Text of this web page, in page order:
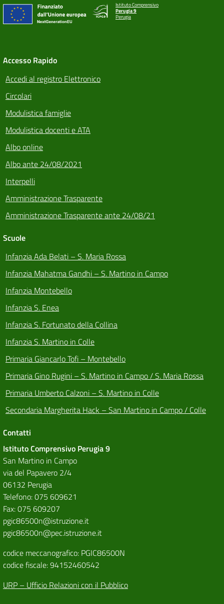
Istituto Comprensivo
Perugia 9
Perugia
Accesso Rapido
Accedi al registro Elettronico
Circolari
Modulistica famiglie
Modulistica docenti e ATA
Albo online
Albo ante 24/08/2021
Interpelli
Amministrazione Trasparente
Amministrazione Trasparente ante 24/08/21
Scuole
Infanzia Ada Belati – S. Maria Rossa
Infanzia Mahatma Gandhi – S. Martino in Campo
Infanzia Montebello
Infanzia S. Enea
Infanzia S. Fortunato della Collina
Infanzia S. Martino in Colle
Primaria Giancarlo Tofi – Montebello
Primaria Gino Rugini – S. Martino in Campo / S. Maria Rossa
Primaria Umberto Calzoni – S. Martino in Colle
Secondaria Margherita Hack – San Martino in Campo / Colle
Contatti
Istituto Comprensivo Perugia 9
San Martino in Campo
via del Papavero 2/4
06132 Perugia
Telefono: 075 609621
Fax: 075 609207
pgic86500n@istruzione.it
pgic86500n@pec.istruzione.it
codice meccanografico: PGIC86500N
codice fiscale: 94152460542
URP – Ufficio Relazioni con il Pubblico